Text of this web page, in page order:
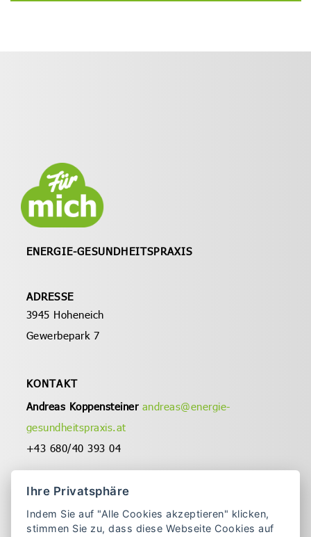
ENERGIE-GESUNDHEITSPRAXIS
ADRESSE
3945 Hoheneich
Gewerbepark 7
KONTAKT
Andreas Koppensteiner andreas@energie-
gesundheitspraxis.at
+43 680/40 393 04
christa@energie-gesundheitspraxis.at
+43 680/316 87 88
Ihre Privatsphäre
Indem Sie auf "Alle Cookies akzeptieren" klicken,
stimmen Sie zu, dass diese Webseite Cookies auf